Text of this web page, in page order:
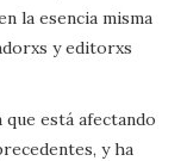
la esencia misma
y editorxs
está afectando
y ha